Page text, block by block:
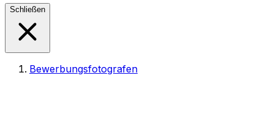
Schließen
Bewerbungsfotografen